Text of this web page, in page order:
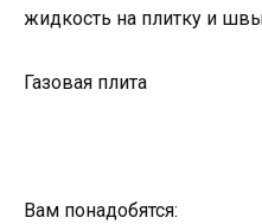
жидкость на плитку и
Газовая плита
Вам понадобятся: